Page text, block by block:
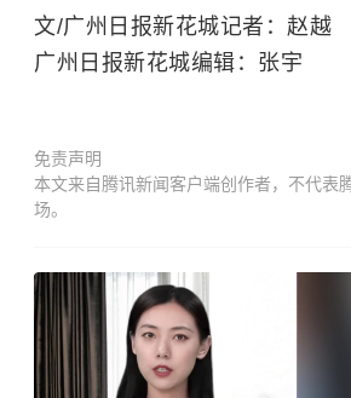
文/广州日报新花城记者：赵越
广州日报新花城编辑：张宇
免责声明
本文来自腾讯新闻客户端创作者，不代表
场。